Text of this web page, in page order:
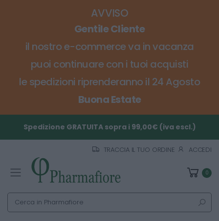
AVVISO
Gentile Cliente
il nostro e-commerce va in vacanza
puoi continuare con i tuoi acquisti
le spedizioni riprenderanno il 24 Agosto
Buona Estate
Spedizione GRATUITA sopra i 99,00€ (iva escl.)
TRACCIA IL TUO ORDINE ACCEDI
Toggle mobile menu 0
Cerca